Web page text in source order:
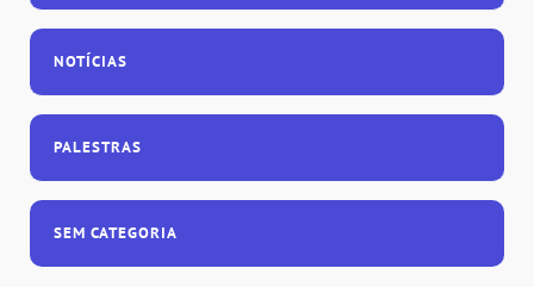
NOTÍCIAS
PALESTRAS
SEM CATEGORIA